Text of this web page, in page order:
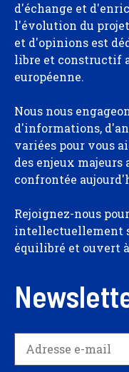
d'échange et
l'évolution du
et d'opinions est
libre et constructif
européenne.
Nous nous
d'informations,
variées pour vous
des enjeux majeurs
confrontée
Rejoignez-nous
intellectuellement
équilibré et ouvert